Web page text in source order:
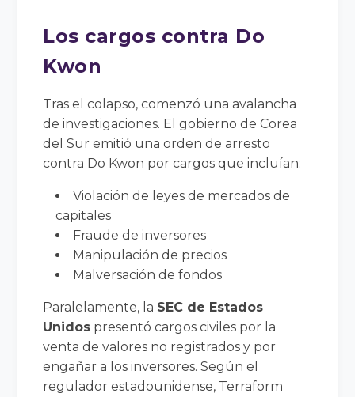
Los cargos contra Do
Kwon
Tras el colapso, comenzó una avalancha
de investigaciones. El gobierno de Corea
del Sur emitió una orden de arresto
contra Do Kwon por cargos que incluían:
Violación de leyes de mercados de
capitales
Fraude de inversores
Manipulación de precios
Malversación de fondos
Paralelamente, la SEC de Estados
Unidos presentó cargos civiles por la
venta de valores no registrados y por
engañar a los inversores. Según el
regulador estadounidense, Terraform